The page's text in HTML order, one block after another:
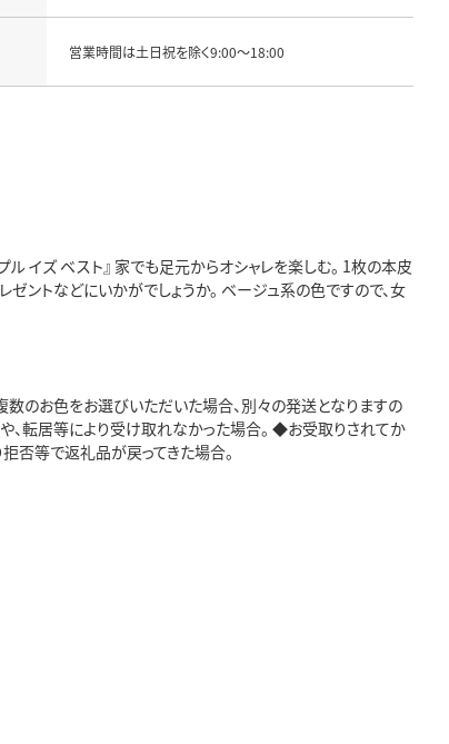
営業時間は土日祝を除く9:00～18:00
ル イズ ベスト』 家でも足元からオシャレを楽しむ。 1枚の本皮
ントなどにいかがでしょうか。 ベージュ系の色ですので、女
のお色をお選びいただいた場合、別々の発送となりますの
転居等により受け取れなかった場合。 ◆お受取りされてか
否等で返礼品が戻ってきた場合。